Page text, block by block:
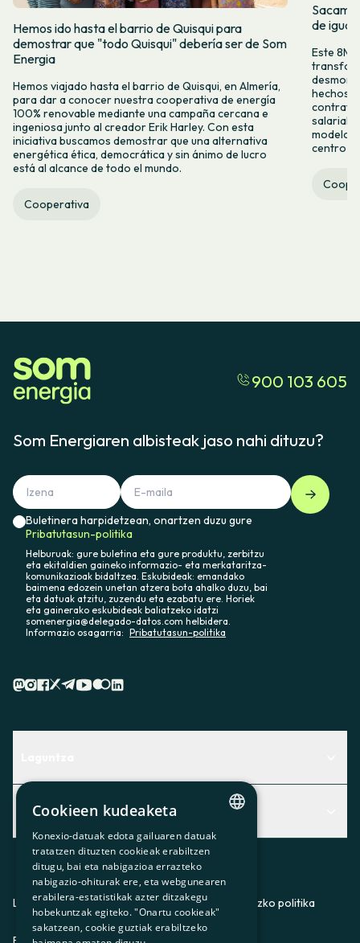
Hemos ido hasta el barrio de Quisqui para
demostrar que "todo Quisqui" debería ser de Som
Energia
Hemos viajado hasta el barrio de Quisqui, en Almería,
para dar a conocer nuestra cooperativa de energía
100% renovable mediante una campaña cercana e
ingeniosa junto al creador Erik Harley. Con esta
iniciativa buscamos demostrar que una alternativa
energética ética, democrática y sin ánimo de lucro
está al alcance de todo el mundo.
Cooperativa
de
Este 8M,
hechos y
salarial y
modelo
centro
900 103 605
Som Energiaren albisteak jaso nahi dituzu?
Buletinera harpidetzean, onartzen duzu gure
Pribatutasun-politika
Helburuak: gure buletina eta gure produktu, zerbitzu
eta ekitaldien gaineko informazio- eta merkataritza-
komunikazioak bidaltzea. Eskubideak: emandako
baimena edozein unetan atzera bota ahalko duzu, bai
eta datuak atzitu, zuzendu eta ezabatu ere. Horiek
eta gainerako eskubideak baliatzeko idatzi
somenergia@delegado-datos.com helbidera.
Informazio osagarria: Pribatutasun-politika
Centro de Ayuda
Aurkitu zerbitzurik egokiena zuretzat
Contacto
Albisteak
Albisteak
Bazkideen txokoa
Prentsa
Gurekin lan egin
Lege-oharraPribatutasun-politikaCookieei buruzko politika
CATALAN
SPANISH
GL
BASQUE
Cookieen kudeaketa
Konexio-datuak edota gailuaren datuak
tratatzen dituzten cookieak erabiltzen
ditugu, bai eta nabigazioa errazteko
nabigazio-ohiturak ere, eta webgunearen
erabilera-estatistikak azter ditzakegu
hobekuntzak egiteko. "Onartu cookieak"
sakatzean, cookie guztiak erabiltzeko